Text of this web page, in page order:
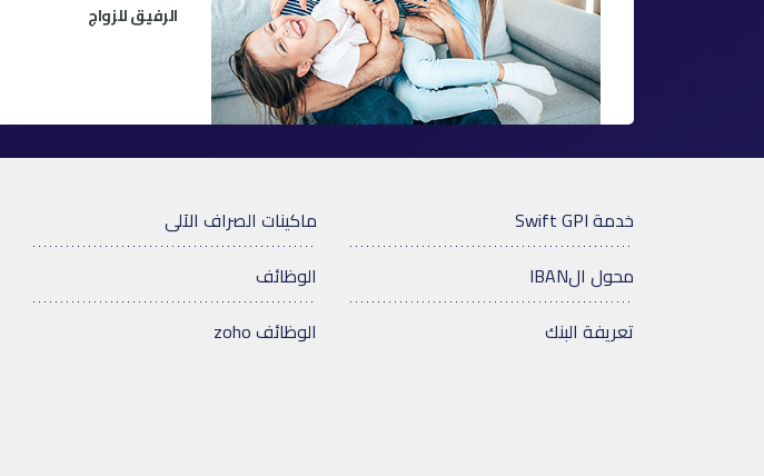
الرفيق للزواج
خدمة Swift GPI
محول الIBAN
تعريفة البنك
ماكينات الصراف الآلى
الوظائف
الوظائف zoho